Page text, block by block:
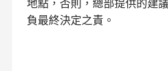
地點，否則，總部提供的建
負最終決定之責。